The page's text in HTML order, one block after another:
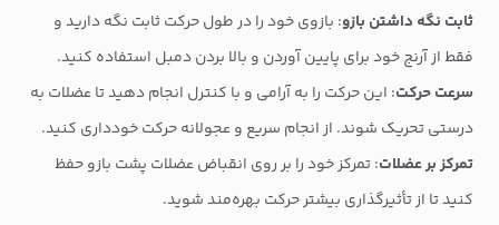
ثابت نگه داشتن بازو: بازوی خود را در طول حرکت ثابت نگه دارید و
فقط از آرنج خود برای پایین آوردن و بالا بردن دمبل استفاده کنید.
سرعت حرکت: این حرکت را به آرامی و با کنترل انجام دهید تا عضلات به
درستی تحریک شوند. از انجام سریع و عجولانه حرکت خودداری کنید.
تمرکز بر عضلات: تمرکز خود را بر روی انقباض عضلات پشت بازو حفظ
کنید تا از تأثیرگذاری بیشتر حرکت بهره‌مند شوید.